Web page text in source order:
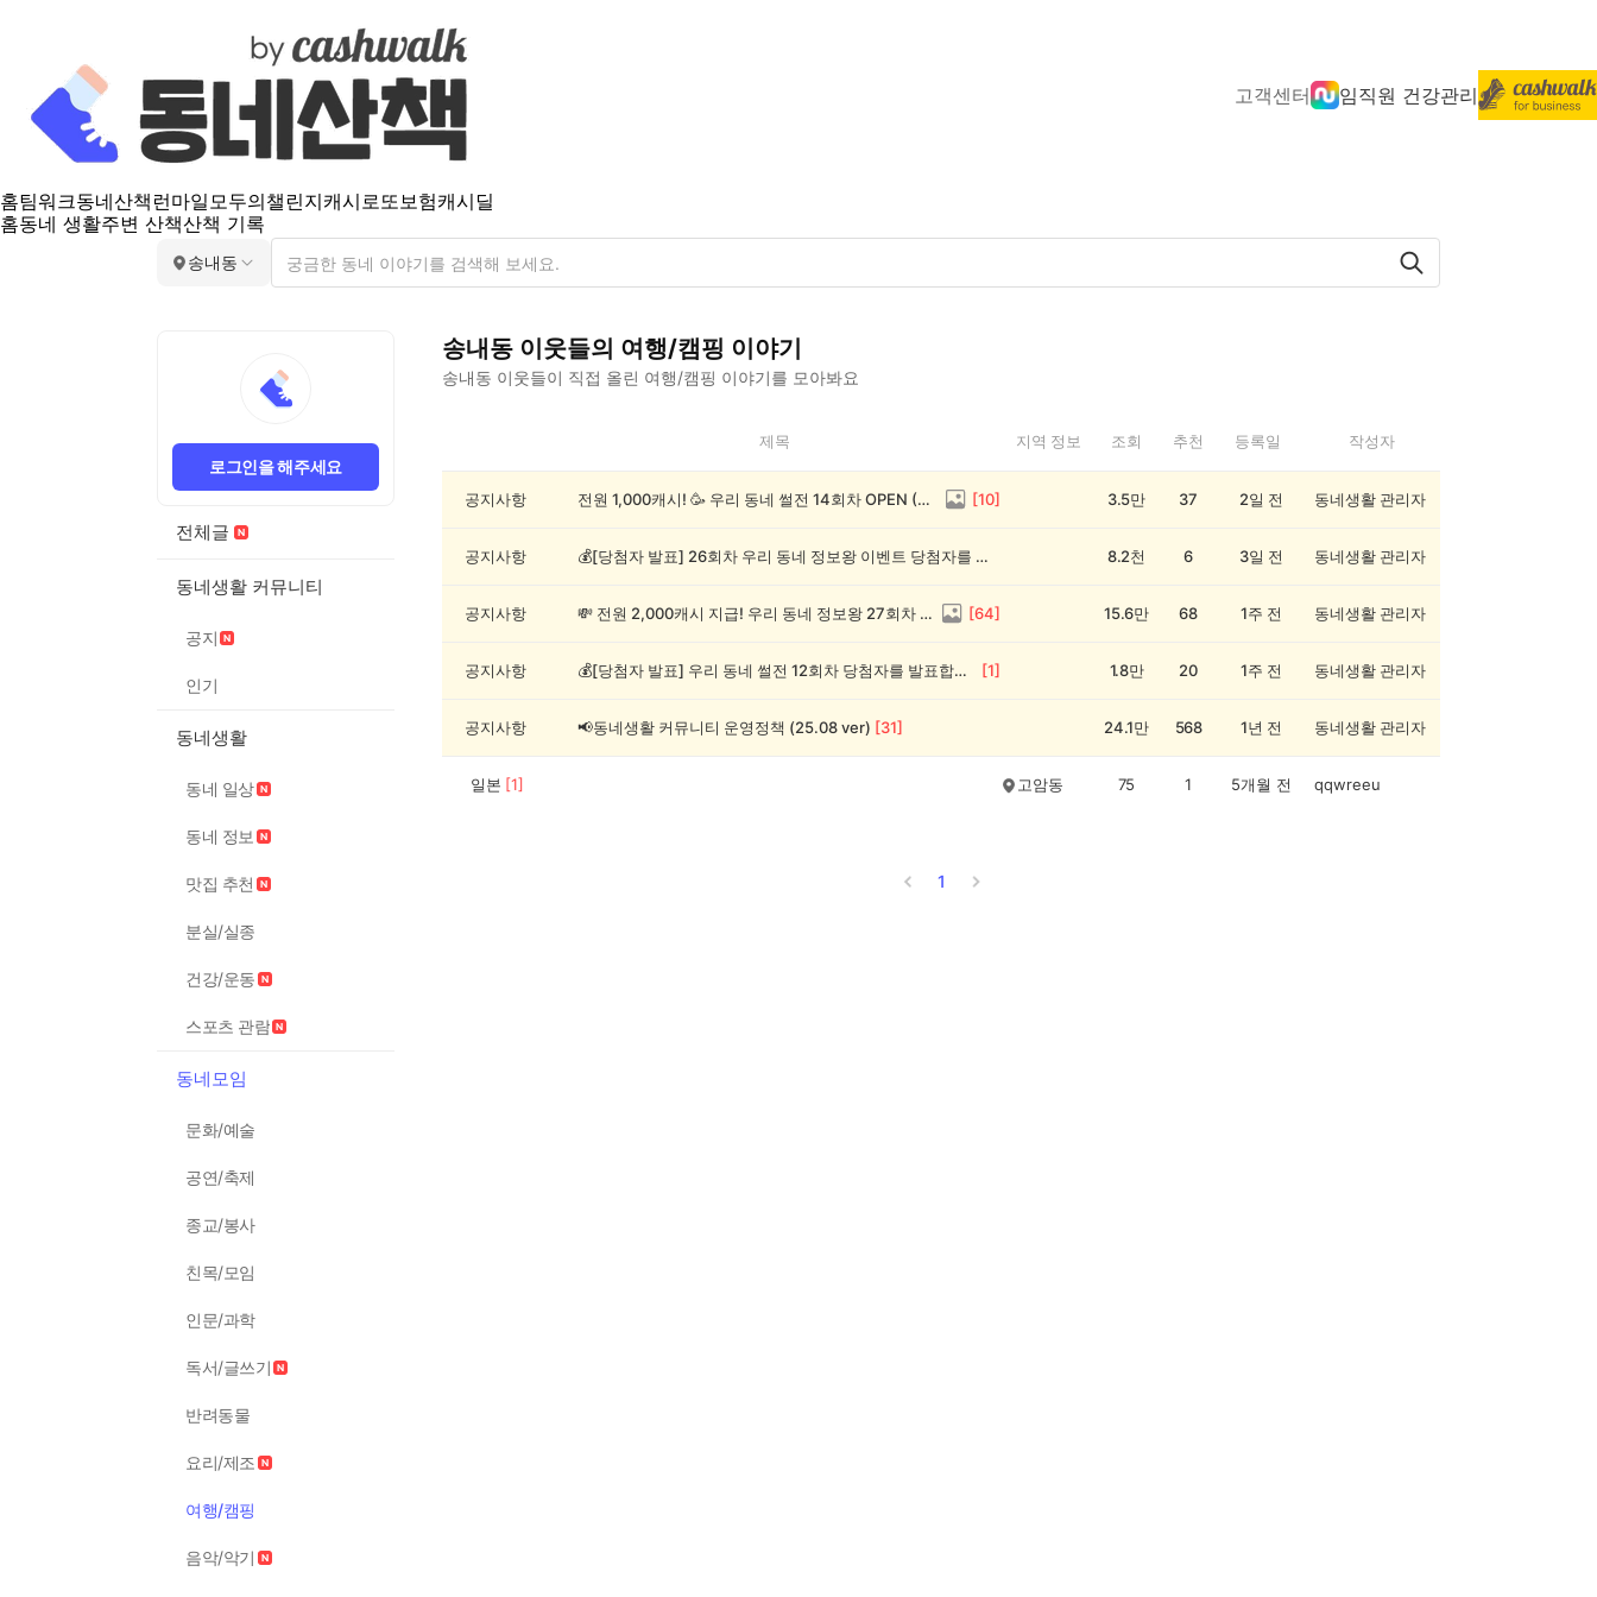
고객센터 임직원 건강관리
홈팀워크동네산책 런마일모두의챌린지캐시로또보험캐시딜
홈동네 생활주변 산책산책 기록
송내동
로그인을 해주세요
전체글
동네생활 커뮤니티
공지
인기
동네생활
동네 일상
동네 정보
맛집 추천
분실/실종
건강/운동
스포츠 관람
동네모임
문화/예술
공연/축제
종교/봉사
친목/모임
인문/과학
독서/글쓰기
반려동물
요리/제조
여행/캠핑
음악/악기
송내동 이웃들의 여행/캠핑 이야기
송내동 이웃들이 직접 올린 여행/캠핑 이야기를 모아봐요
동
제목 지역 정보 조회 추천 등록일 작성자
공지사항 전원 1,000캐시! 🥳 우리 동네 썰전 14회차 OPEN (~8/17) [10] 3.5만 37 2일 전 동네생활 관리자
공지사항 💰[당첨자 발표] 26회차 우리 동네 정보왕 이벤트 당첨자를 발표합니다! 8.2천 6 3일 전 동네생활 관리자
공지사항 💸 전원 2,000캐시 지급! 우리 동네 정보왕 27회차 (~8/10) [64] 15.6만 68 1주 전 동네생활 관리자
공지사항 💰[당첨자 발표] 우리 동네 썰전 12회차 당첨자를 발표합니다! [1] 1.8만 20 1주 전 동네생활 관리자
공지사항 📢동네생활 커뮤니티 운영정책 (25.08 ver) [31] 24.1만 568 1년 전 동네생활 관리자
일본 [1] 고암동 75 1 5개월 전 qqwreeu
1